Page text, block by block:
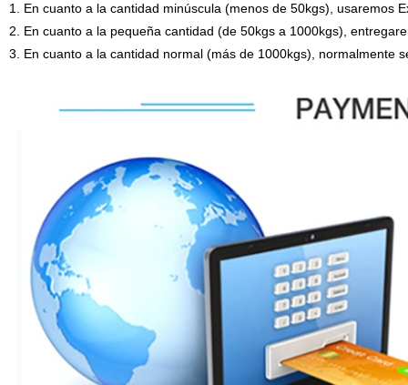
1. En cuanto a la cantidad minúscula (menos de 50kgs), usaremos
2. En cuanto a la pequeña cantidad (de 50kgs a 1000kgs),
3. En cuanto a la cantidad normal (más de 1000kgs), normalmente